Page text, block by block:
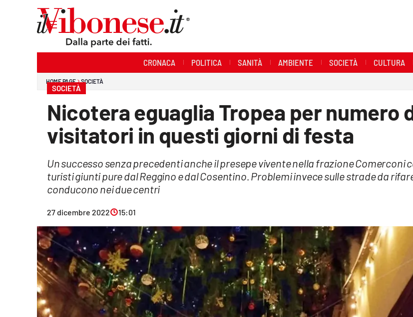
Economia e Lavoro
Streaming
CRONACA POLITICA SANITÀ AMBIENTE SOCIETÀ CULTURA
HOME PAGE SOCIETÀ
SOCIETÀ
Nicotera eguaglia Tropea per numero
visitatori in questi giorni di festa
Un successo senza precedenti anche il presepe vivente nella frazione Comerconi
turisti giunti pure dal Reggino e dal Cosentino. Problemi invece sulle strade da
conducono nei due centri
27 dicembre 2022 15:01